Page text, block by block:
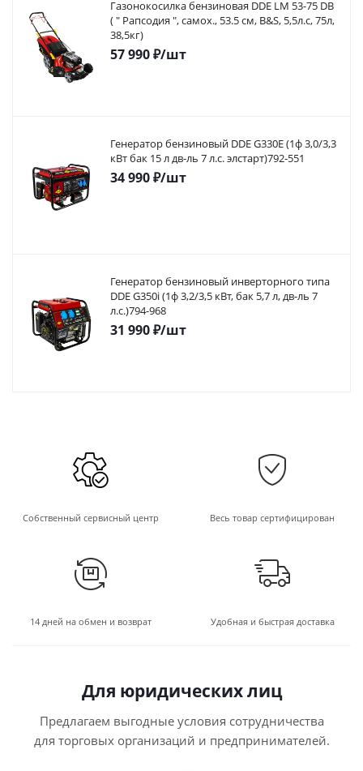
Газонокосилка бензиновая DDE LM 53-75 DB
( " Рапсодия ", самох., 53.5 cм, B&S, 5,5л.с, 75л,
38,5кг)
57 990₽/шт
Генератор бензиновый DDE G330E (1ф 3,0/3,3
кВт бак 15 л дв-ль 7 л.с. элстарт)792-551
34 990₽/шт
Генератор бензиновый инверторного типа
DDE G350i (1ф 3,2/3,5 кВт, бак 5,7 л, дв-ль 7
л.с.)794-968
31 990₽/шт
Собственный сервисный центр Весь товар сертифицирован
14 дней на обмен и возврат Удобная и быстрая доставка
Для юридических лиц
Предлагаем выгодные условия сотрудничества
для торговых организаций и предпринимателей.